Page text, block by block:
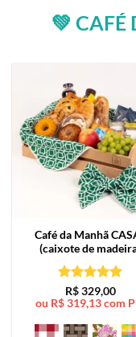
💚 CAFÉ
Café da Manhã
(caixote de
Avaliação5
de 5
R$329,00
ou R$319,13com